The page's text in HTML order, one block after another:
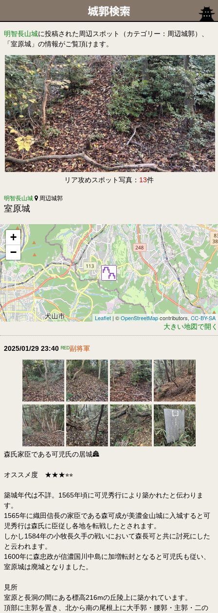
明智長山城に投稿された周辺スポット（カテゴリー：周辺城郭）、
「室原城」の情報がご覧頂けます。
リア攻めスポット写真： 13件
明智長山城 周辺城郭
室原城
+
−
Leaflet | ©OpenStreetMapcontributors,CC-BY-SA
大きい地図で開く
2025/01/29 23:40 ᴿᴱᴰ副将軍
森氏家臣である可児氏の居城🏯
オススメ度 ★★★⭐︎⭐︎
築城年代は不詳。1565年頃に可児秀行により築かれたと伝わりま
す。
1565年に織田信長の家臣である森可成が美濃金山城に入城すると可
児秀行は森氏に臣従し各地を転戦したとされます。
しかし1584年の小牧長久手の戦いにおいて森長可と共に討死にした
と云われます。
1600年に森忠政が信濃国川中島に加増転封となると可児氏も従い、
室原城は廃城となりました。
見所
室原と長洞の間にある標高216mの丘陵上に築かれています。
頂部に主郭を置き、北から南の尾根上に大手郭・腰郭・主郭・二の